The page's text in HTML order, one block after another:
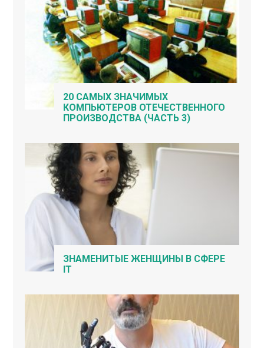
20 САМЫХ ЗНАЧИМЫХ
КОМПЬЮТЕРОВ ОТЕЧЕСТВЕННОГО
ПРОИЗВОДСТВА (ЧАСТЬ 3)
ЗНАМЕНИТЫЕ ЖЕНЩИНЫ В СФЕРЕ
IT